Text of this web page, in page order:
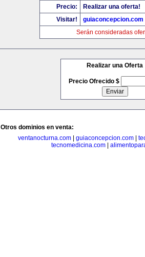
Precio:
Realizar una oferta!
Visitar!
guiaconcepcion.com
Serán consideradas
Realizar una Oferta
Precio Ofrecido $
Otros dominios en venta:
ventanocturna.com| guiaconcepcion.com|
tecnomedicina.com|